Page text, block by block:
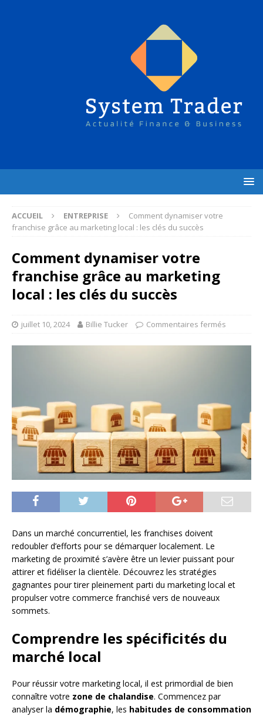
ACCUEIL ENTREPRISE
Comment dynamiser votre
franchise grâce au marketing local : les clés du succès
Comment dynamiser votre
franchise grâce au marketing
local : les clés du succès
juillet 10, 2024 Billie Tucker Commentaires fermés
Dans un marché concurrentiel, les franchises doivent
redoubler d’efforts pour se démarquer localement. Le
marketing de proximité s’avère être un levier puissant pour
attirer et fidéliser la clientèle. Découvrez les stratégies
gagnantes pour tirer pleinement parti du marketing local et
propulser votre commerce franchisé vers de nouveaux
sommets.
Comprendre les spécificités du
marché local
Pour réussir votre marketing local, il est primordial de bien
connaître votre zone de chalandise. Commencez par
analyser la démographie, les habitudes de consommation